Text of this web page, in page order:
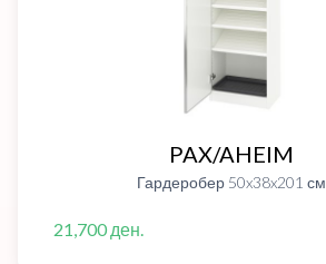
PAX/AHEIM
Гардеробер 50x38x201 см
21,700 ден.